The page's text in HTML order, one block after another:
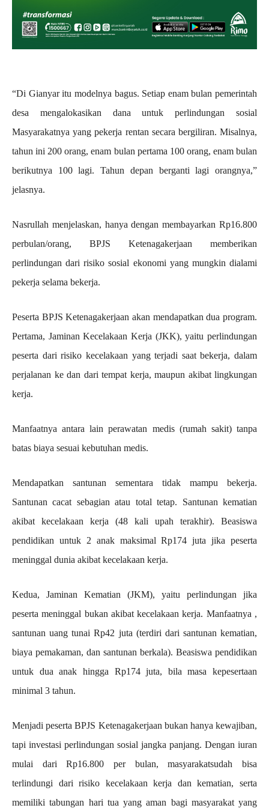
“Di Gianyar itu modelnya bagus. Setiap enam bulan pemerintah
desa mengalokasikan dana untuk perlindungan sosial
Masyarakatnya yang pekerja rentan secara bergiliran. Misalnya,
tahun ini 200 orang, enam bulan pertama 100 orang, enam bulan
berikutnya 100 lagi. Tahun depan berganti lagi orangnya,”
jelasnya.
Nasrullah menjelaskan, hanya dengan membayarkan Rp16.800
perbulan/orang, BPJS Ketenagakerjaan memberikan
perlindungan dari risiko sosial ekonomi yang mungkin dialami
pekerja selama bekerja.
Peserta BPJS Ketenagakerjaan akan mendapatkan dua program.
Pertama, Jaminan Kecelakaan Kerja (JKK), yaitu perlindungan
peserta dari risiko kecelakaan yang terjadi saat bekerja, dalam
perjalanan ke dan dari tempat kerja, maupun akibat lingkungan
kerja.
Manfaatnya antara lain perawatan medis (rumah sakit) tanpa
batas biaya sesuai kebutuhan medis.
Mendapatkan santunan sementara tidak mampu bekerja.
Santunan cacat sebagian atau total tetap. Santunan kematian
akibat kecelakaan kerja (48 kali upah terakhir). Beasiswa
pendidikan untuk 2 anak maksimal Rp174 juta jika peserta
meninggal dunia akibat kecelakaan kerja.
Kedua, Jaminan Kematian (JKM), yaitu perlindungan jika
peserta meninggal bukan akibat kecelakaan kerja. Manfaatnya ,
santunan uang tunai Rp42 juta (terdiri dari santunan kematian,
biaya pemakaman, dan santunan berkala). Beasiswa pendidikan
untuk dua anak hingga Rp174 juta, bila masa kepesertaan
minimal 3 tahun.
Menjadi peserta BPJS Ketenagakerjaan bukan hanya kewajiban,
tapi investasi perlindungan sosial jangka panjang. Dengan iuran
mulai dari Rp16.800 per bulan, masyarakatsudah bisa
terlindungi dari risiko kecelakaan kerja dan kematian, serta
memiliki tabungan hari tua yang aman bagi masyarakat yang